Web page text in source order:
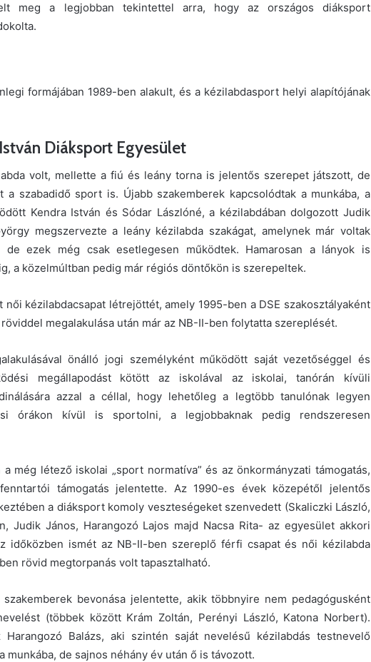
meg a legjobban tekintettel arra, hogy az országos diáksport
formájában 1989-ben alakult, és a kézilabdasport helyi alapítójának
Diáksport Egyesület
volt, mellette a fiú és leány torna is jelentős szerepet játszott, de
a szabadidő sport is. Újabb szakemberek kapcsolódtak a munkába, a
Kendra István és Sódar Lászlóné, a kézilabdában dolgozott Judik
megszervezte a leány kézilabda szakágat, amelynek már voltak
de ezek még csak esetlegesen működtek. Hamarosan a lányok is
a közelmúltban pedig már régiós döntőkön is szerepeltek.
női kézilabdacsapat létrejöttét, amely 1995-ben a DSE szakosztályaként
megalakulása után már az NB-II-ben folytatta szereplését.
önálló jogi személyként működött saját vezetőséggel és
megállapodást kötött az iskolával az iskolai, tanórán kívüli
azzal a céllal, hogy lehetőleg a legtöbb tanulónak legyen
órákon kívül is sportolni, a legjobbaknak pedig rendszeresen
még létező iskolai „sport normatíva” és az önkormányzati támogatás,
támogatás jelentette. Az 1990-es évek közepétől jelentős
a diáksport komoly veszteségeket szenvedett (Skaliczki László,
Judik János, Harangozó Lajos majd Nacsa Rita- az egyesület akkori
időközben ismét az NB-II-ben szereplő férfi csapat és női kézilabda
rövid megtorpanás volt tapasztalható.
bevonása jelentette, akik többnyire nem pedagógusként
(többek között Krám Zoltán, Perényi László, Katona Norbert).
Balázs, aki szintén saját nevelésű kézilabdás testnevelő
munkába, de sajnos néhány év után ő is távozott.